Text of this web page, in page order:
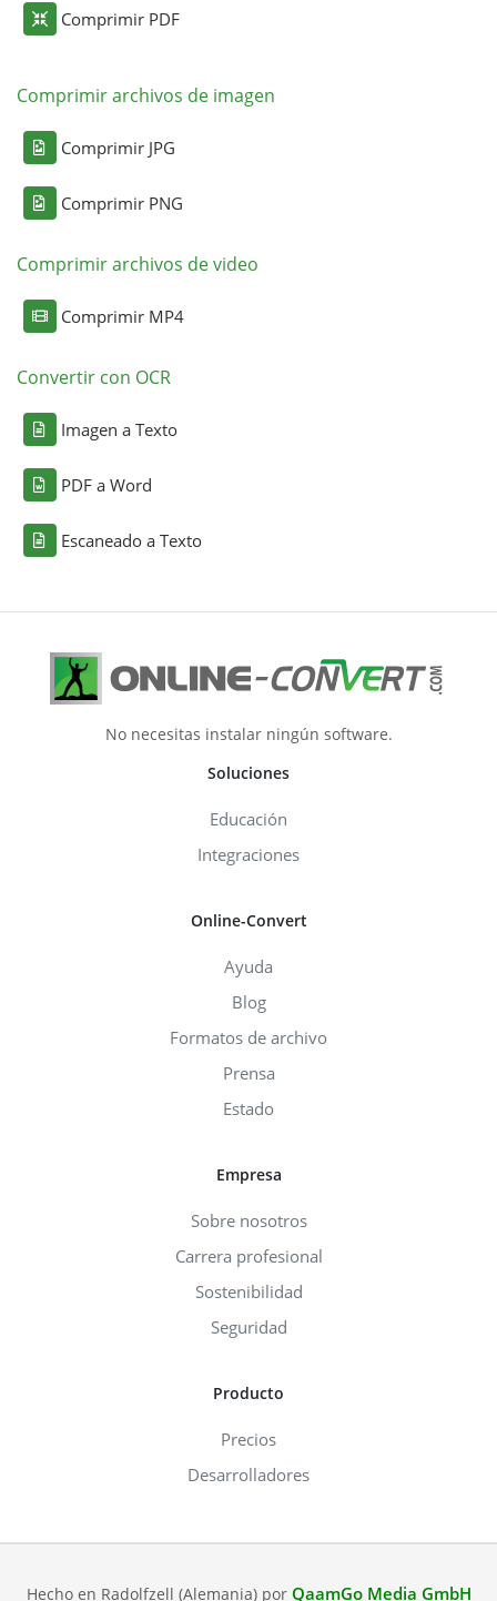
Comprimir PDF
Comprimir archivos de imagen
Comprimir JPG
Comprimir PNG
Comprimir archivos de video
Comprimir MP4
Convertir con OCR
Imagen a Texto
PDF a Word
Escaneado a Texto
No necesitas instalar ningún software.
Soluciones
Educación
Integraciones
Online-Convert
Ayuda
Blog
Formatos de archivo
Prensa
Estado
Empresa
Sobre nosotros
Carrera profesional
Sostenibilidad
Seguridad
Producto
Precios
Desarrolladores
Hecho en Radolfzell (Alemania) por QaamGo Media GmbH